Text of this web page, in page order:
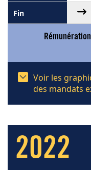
Voir les
des mandats
2022